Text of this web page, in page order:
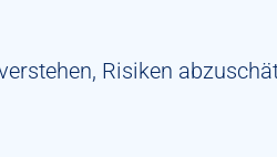
Risiken